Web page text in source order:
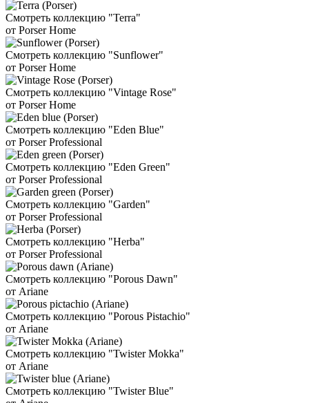
Смотреть коллекцию "Terra"
от Porser Home
Смотреть коллекцию "Sunflower"
от Porser Home
Смотреть коллекцию "Vintage Rose"
от Porser Home
Смотреть коллекцию "Eden Blue"
от Porser Professional
Смотреть коллекцию "Eden Green"
от Porser Professional
Смотреть коллекцию "Garden"
от Porser Professional
Смотреть коллекцию "Herba"
от Porser Professional
Смотреть коллекцию "Porous Dawn"
от Ariane
Смотреть коллекцию "Porous Pistachio"
от Ariane
Смотреть коллекцию "Twister Mokka"
от Ariane
Смотреть коллекцию "Twister Blue"